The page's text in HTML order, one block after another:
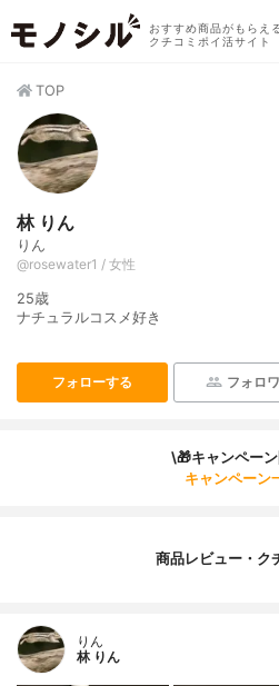
おすすめ商品がもらえ
クチコミポイ活サイト
TOP
林 りん
りん
@rosewater1 / 女性
25歳
ナチュラルコスメ好き
フォローする フォロ
\🎁キャンペー
キャンペーン
商品レビュー・ク
りん
林 りん